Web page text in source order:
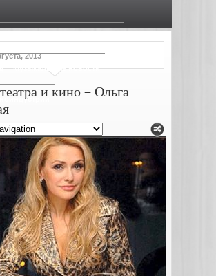
Музыкальные новости
2013
и кино – Ольга